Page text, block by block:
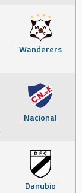
Wanderers
Nacional
Danubio